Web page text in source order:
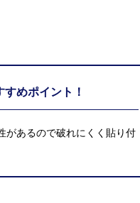
めポイント！
があるので破れにくく貼り付